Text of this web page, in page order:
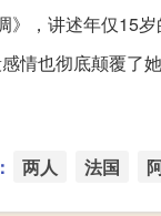
，讲述年仅15
情也彻底颠覆了她
两人 法国